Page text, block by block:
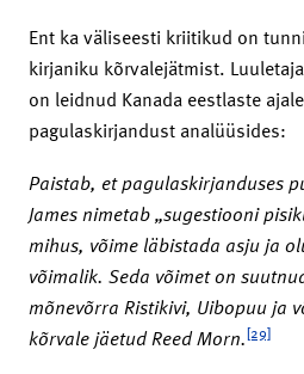
Ent ka väliseesti kriitikud on
kirjaniku kõrvalejätmist.
on leidnud Kanada eestlaste
pagulaskirjandust analüüsides:
Paistab, et pagulaskirjanduses
James nimetab „sugestiooni
mihus, võime läbistada asju ja
võimalik. Seda võimet on
mõnevõrra Ristikivi, Uibopuu ja
kõrvale jäetud Reed Morn.[29]